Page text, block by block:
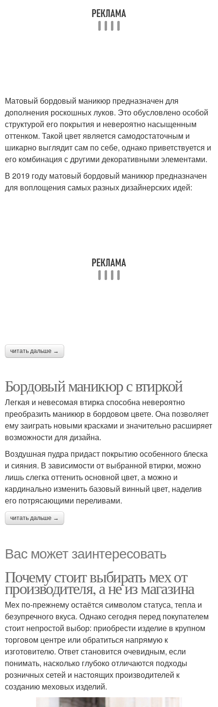
Матовый бордовый маникюр предназначен для
дополнения роскошных луков. Это обусловлено особой
структурой его покрытия и невероятно насыщенным
оттенком. Такой цвет является самодостаточным и
шикарно выглядит сам по себе, однако приветствуется и
его комбинация с другими декоративными элементами.
В 2019 году матовый бордовый маникюр предназначен
для воплощения самых разных дизайнерских идей:
читать дальше →
Бордовый маникюр с втиркой
Легкая и невесомая втирка способна невероятно
преобразить маникюр в бордовом цвете. Она позволяет
ему заиграть новыми красками и значительно расширяет
возможности для дизайна.
Воздушная пудра придаст покрытию особенного блеска
и сияния. В зависимости от выбранной втирки, можно
лишь слегка оттенить основной цвет, а можно и
кардинально изменить базовый винный цвет, наделив
его потрясающими переливами.
читать дальше →
Вас может заинтересовать
Почему стоит выбирать мех от
производителя, а не из магазина
Мех по-прежнему остаётся символом статуса, тепла и
безупречного вкуса. Однако сегодня перед покупателем
стоит непростой выбор: приобрести изделие в крупном
торговом центре или обратиться напрямую к
изготовителю. Ответ становится очевидным, если
понимать, насколько глубоко отличаются подходы
розничных сетей и настоящих производителей к
созданию меховых изделий.